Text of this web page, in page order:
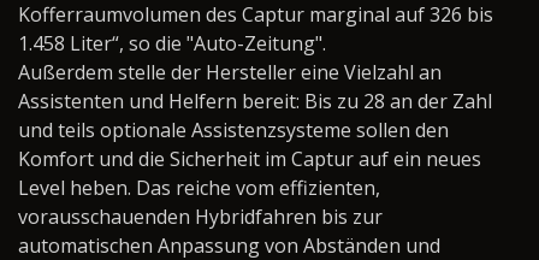
Kofferraumvolumen des Captur marginal auf 326 bis
1.458 Liter“, so die "Auto-Zeitung".
Außerdem stelle der Hersteller eine Vielzahl an
Assistenten und Helfern bereit: Bis zu 28 an der Zahl
und teils optionale Assistenzsysteme sollen den
Komfort und die Sicherheit im Captur auf ein neues
Level heben. Das reiche vom effizienten,
vorausschauenden Hybridfahren bis zur
automatischen Anpassung von Abständen und